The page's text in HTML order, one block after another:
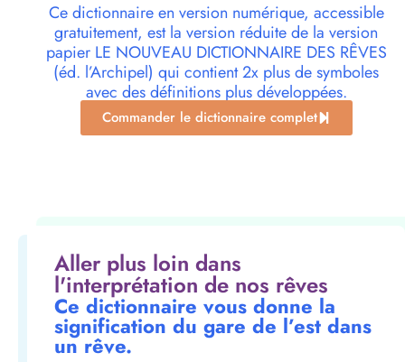
Ce dictionnaire en version numérique, accessible
gratuitement, est la version réduite de la version
papier LE NOUVEAU DICTIONNAIRE DES RÊVES
(éd. l’Archipel) qui contient 2x plus de symboles
avec des définitions plus développées.
Commander le dictionnaire complet
Aller plus loin dans
l'interprétation de nos rêves
Ce dictionnaire vous donne la
signification du gare de l’est dans
un rêve.